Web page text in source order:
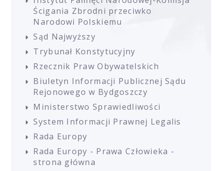
Ścigania Zbrodni przeciwko
Narodowi Polskiemu
Sąd Najwyższy
Trybunał Konstytucyjny
Rzecznik Praw Obywatelskich
Biuletyn Informacji Publicznej Sądu
Rejonowego w Bydgoszczy
Ministerstwo Sprawiedliwości
System Informacji Prawnej Legalis
Rada Europy
Rada Europy - Prawa Człowieka -
strona główna